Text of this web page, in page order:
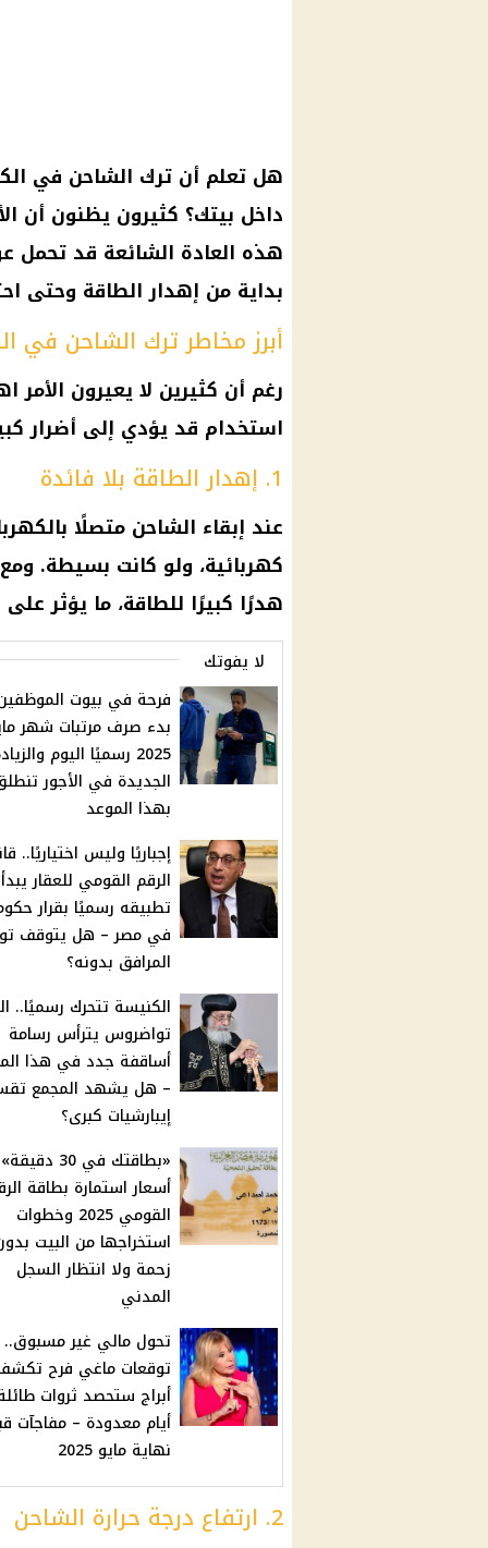
هل تعلم أن ترك الشاحن في
داخل بيتك؟ كثيرون يظنون أن
هذه العادة الشائعة قد تحمل
بداية من إهدار الطاقة وحتى
أبرز مخاطر ترك الشاحن في
رغم أن كثيرين لا يعيرون
استخدام قد يؤدي إلى أضرار
1. إهدار الطاقة بلا فائدة
عند إبقاء الشاحن متصلًا
كهربائية، ولو كانت بسيطة.
هدرًا كبيرًا للطاقة، ما يؤثر على
لا يفوتك
فرحة في بيوت
بدء صرف مرتبات شهر
2025 رسميًا اليوم
الجديدة في الأجور
بهذا الموعد
إجباريًا وليس اختياريًا..
الرقم القومي للعقار يبدأ
تطبيقه رسميًا بقرار
في مصر – هل يتوقف
المرافق بدونه؟
الكنيسة تتحرك رسميًا..
تواضروس يترأس رسامة
أساقفة جدد في هذا
– هل يشهد المجمع
إيبارشيات كبرى؟
«بطاقتك في 30
أسعار استمارة بطاقة
القومي 2025 وخطوات
استخراجها من البيت
زحمة ولا انتظار السجل
المدني
تحول مالي غير مسبوق..
أبراج ستحصد ثروات
أيام معدودة – مفاجآت
نهاية مايو 2025
2. ارتفاع درجة حرارة الشاحن